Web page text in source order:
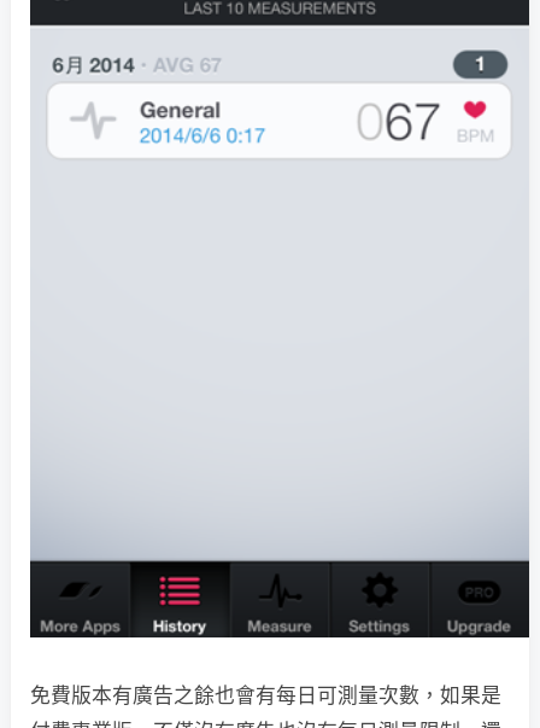
免費版本有廣告之餘也會有每日可測量次數，如果是